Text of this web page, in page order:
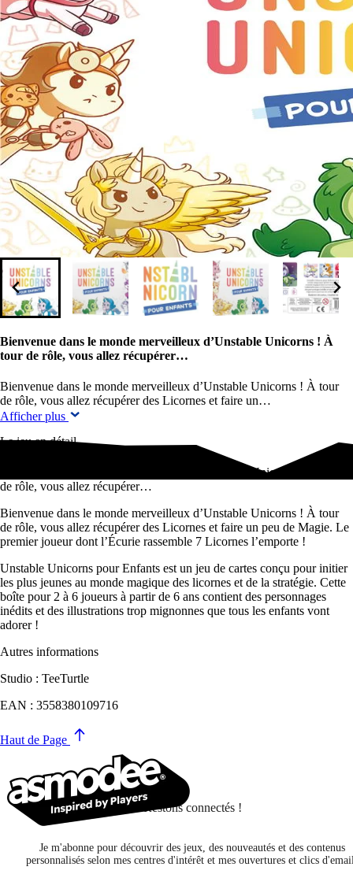
Bienvenue dans le monde merveilleux d’Unstable Unicorns ! À
tour de rôle, vous allez récupérer…
Bienvenue dans le monde merveilleux d’Unstable Unicorns ! À tour
de rôle, vous allez récupérer des Licornes et faire un…
Afficher plus
Le jeu en détail
Bienvenue dans le monde merveilleux d’Unstable Unicorns ! À tour
de rôle, vous allez récupérer…
Bienvenue dans le monde merveilleux d’Unstable Unicorns ! À tour
de rôle, vous allez récupérer des Licornes et faire un peu de Magie. Le
premier joueur dont l’Écurie rassemble 7 Licornes l’emporte !
Unstable Unicorns pour Enfants est un jeu de cartes conçu pour initier
les plus jeunes au monde magique des licornes et de la stratégie. Cette
boîte pour 2 à 6 joueurs à partir de 6 ans contient des personnages
inédits et des illustrations trop mignonnes que tous les enfants vont
adorer !
Autres informations
Studio : TeeTurtle
EAN : 3558380109716
Haut de Page
Restons connectés !
Je m'abonne pour découvrir des jeux, des nouveautés et des contenus
personnalisés selon mes centres d'intérêt et mes ouvertures et clics